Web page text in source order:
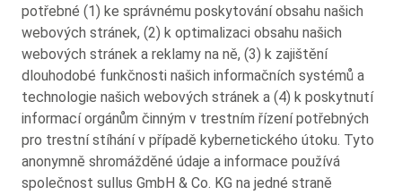
potřebné (1) ke správnému poskytování obsahu našich
webových stránek, (2) k optimalizaci obsahu našich
webových stránek a reklamy na ně, (3) k zajištění
dlouhodobé funkčnosti našich informačních systémů a
technologie našich webových stránek a (4) k poskytnutí
informací orgánům činným v trestním řízení potřebných
pro trestní stíhání v případě kybernetického útoku. Tyto
anonymně shromážděné údaje a informace používá
společnost sullus GmbH & Co. KG na jedné straně